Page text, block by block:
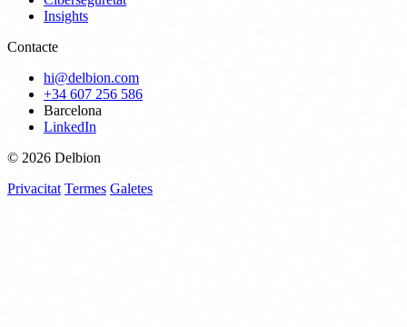
Insights
Contacte
hi@delbion.com
+34 607 256 586
Barcelona
LinkedIn
© 2026 Delbion
Privacitat Termes Galetes